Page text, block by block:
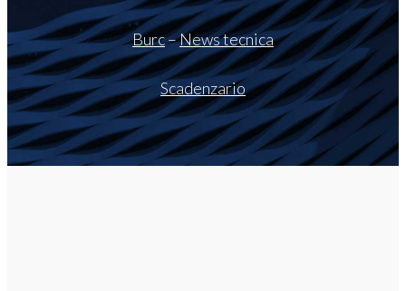
Burc–News tecnica
Scadenzario